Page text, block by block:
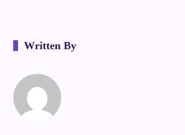
Written By